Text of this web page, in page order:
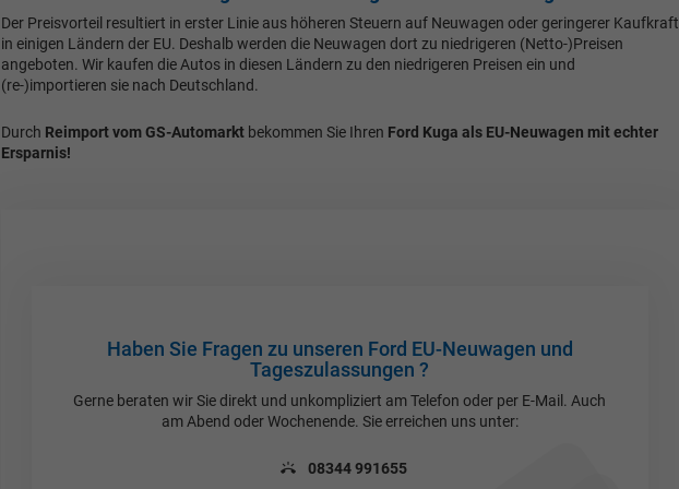
Der Preisvorteil resultiert in erster Linie aus höheren Steuern auf Neuwagen oder geringerer Kaufkraft
in einigen Ländern der EU. Deshalb werden die Neuwagen dort zu niedrigeren (Netto-)Preisen
angeboten. Wir kaufen die Autos in diesen Ländern zu den niedrigeren Preisen ein und
(re-)importieren sie nach Deutschland.
Durch Reimport vom GS-Automarktbekommen Sie Ihren Ford Kuga als EU-Neuwagen mit echter
Ersparnis!
Haben Sie Fragen zu unseren Ford EU-Neuwagen und
Tageszulassungen ?
Gerne beraten wir Sie direkt und unkompliziert am Telefon oder per E-Mail. Auch
am Abend oder Wochenende. Sie erreichen uns unter:
08344 991655